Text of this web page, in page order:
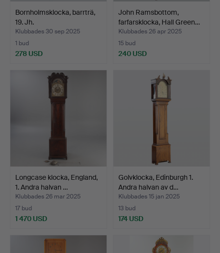
Bornholmsklocka, barrträ,
19. Jh.
Klubbades 30 sep 2025
1 bud
278 USD
John Ramsbottom,
farfarsklocka, Hall Green…
Klubbades 26 apr 2025
15 bud
240 USD
Longcase klocka, England,
1. Andra halvan …
Klubbades 26 mar 2025
17 bud
1 470 USD
Golvklocka, Edinburgh 1.
Andra halvan av d…
Klubbades 15 jan 2025
13 bud
174 USD